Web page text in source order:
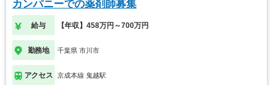
カンパニーでの薬剤師募集
給与 【年収】458万円～700万円
勤務地 千葉県 市川市
アクセス 京成本線 鬼越駅